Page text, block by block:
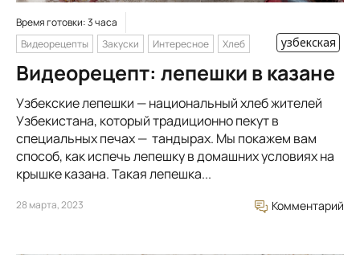
Время готовки: 3 часа
Видеорецепты
Закуски Интересное Хлеб узбекская
Видеорецепт: лепешки в казане
Узбекские лепешки — национальный хлеб жителей
Узбекистана, который традиционно пекут в
специальных печах — тандырах. Мы покажем вам
способ, как испечь лепешку в домашних условиях на
крышке казана. Такая лепешка...
28 марта, 2023 Комментарий